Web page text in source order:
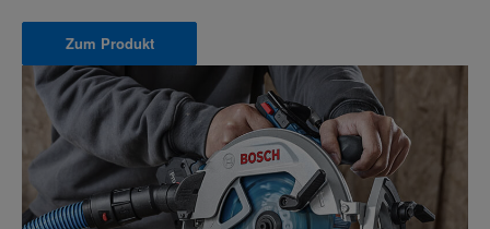
Zum Produkt